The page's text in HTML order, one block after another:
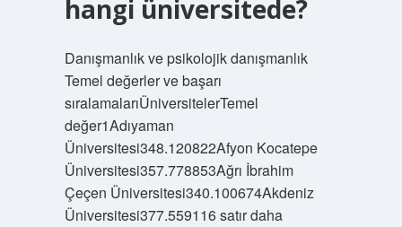
hangi üniversitede?
Danışmanlık ve psikolojik danışmanlık
Temel değerler ve başarı
sıralamalarıÜniversitelerTemel
değer1Adıyaman
Üniversitesi348.120822Afyon Kocatepe
Üniversitesi357.778853Ağrı İbrahim
Çeçen Üniversitesi340.100674Akdeniz
Üniversitesi377.559116 satır daha